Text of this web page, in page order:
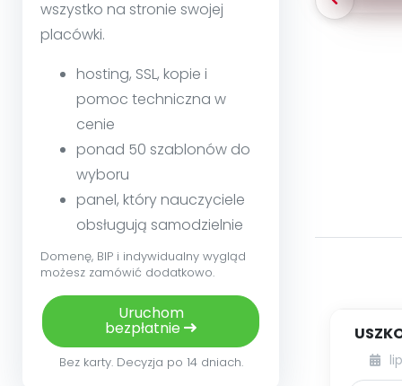
wszystko na stronie swojej
placówki.
hosting, SSL, kopie i
pomoc techniczna w
cenie
ponad 50 szablonów do
wyboru
panel, który nauczyciele
obsługują samodzielnie
Domenę, BIP i indywidualny wygląd
możesz zamówić dodatkowo.
Uruchom
bezpłatnie
Bez karty. Decyzja po 14 dniach.